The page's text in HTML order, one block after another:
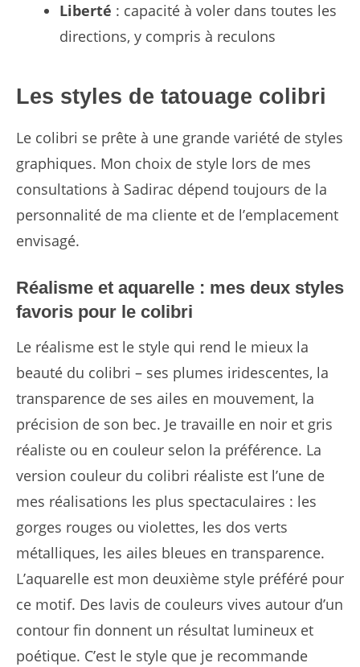
Liberté : capacité à voler dans toutes les
directions, y compris à reculons
Les styles de tatouage colibri
Le colibri se prête à une grande variété de styles
graphiques. Mon choix de style lors de mes
consultations à Sadirac dépend toujours de la
personnalité de ma cliente et de l’emplacement
envisagé.
Réalisme et aquarelle : mes deux styles
favoris pour le colibri
Le réalisme est le style qui rend le mieux la
beauté du colibri – ses plumes iridescentes, la
transparence de ses ailes en mouvement, la
précision de son bec. Je travaille en noir et gris
réaliste ou en couleur selon la préférence. La
version couleur du colibri réaliste est l’une de
mes réalisations les plus spectaculaires : les
gorges rouges ou violettes, les dos verts
métalliques, les ailes bleues en transparence.
L’aquarelle est mon deuxième style préféré pour
ce motif. Des lavis de couleurs vives autour d’un
contour fin donnent un résultat lumineux et
poétique. C’est le style que je recommande